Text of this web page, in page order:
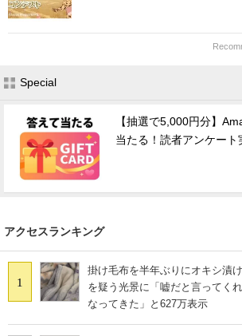
Special
【抽選で5,000円分】
当たる！読者アンケート
アクセスランキング
1
掛け毛布を半年ぶりにオキシ
を疑う光景に「嘘だと言ってく
なってきた」と627万表示